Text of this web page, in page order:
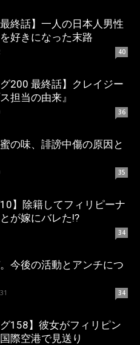
最終話】一人の日本人男性
好きになった末路
40
グ200 最終話】クレイジー
担当の由来』
36
の味、誹謗中傷の原因と
35
10】除籍してフィリピーナ
が嫁にバレた!?
34
今後の活動とアンチにつ
34
グ158】彼女がフィリピン
際空港で見送り